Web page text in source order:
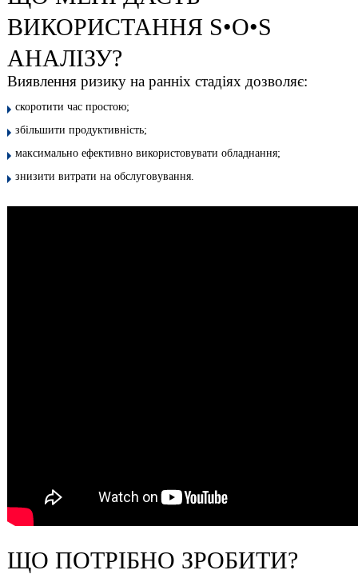
ВИКОРИСТАННЯ S•O•S
АНАЛІЗУ?
Виявлення ризику на ранніх стадіях дозволяє:
скоротити час простою;
збільшити продуктивність;
максимально ефективно використовувати обладнання;
знизити витрати на обслуговування.
ЩО ПОТРІБНО ЗРОБИТИ?